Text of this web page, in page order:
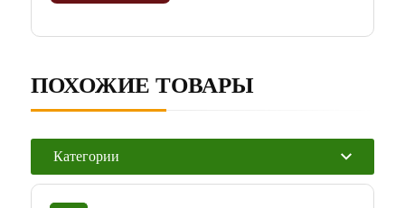
Категории
ПОХОЖИЕ ТОВАРЫ